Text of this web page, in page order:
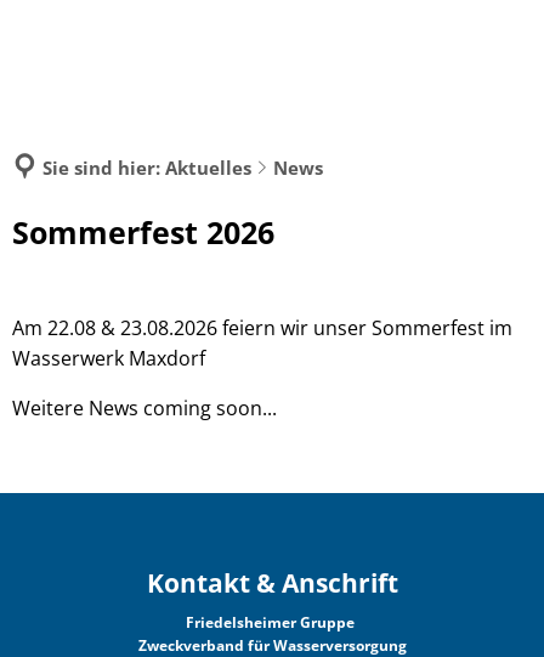
Sie sind hier: Aktuelles News
Sommerfest
Sommerfest 2026
Am 22.08 & 23.08.2026 feiern wir unser Sommerfest im
Wasserwerk Maxdorf
Weitere News coming soon...
Kontakt & Anschrift
Friedelsheimer Gruppe
Zweckverband für Wasserversorgung